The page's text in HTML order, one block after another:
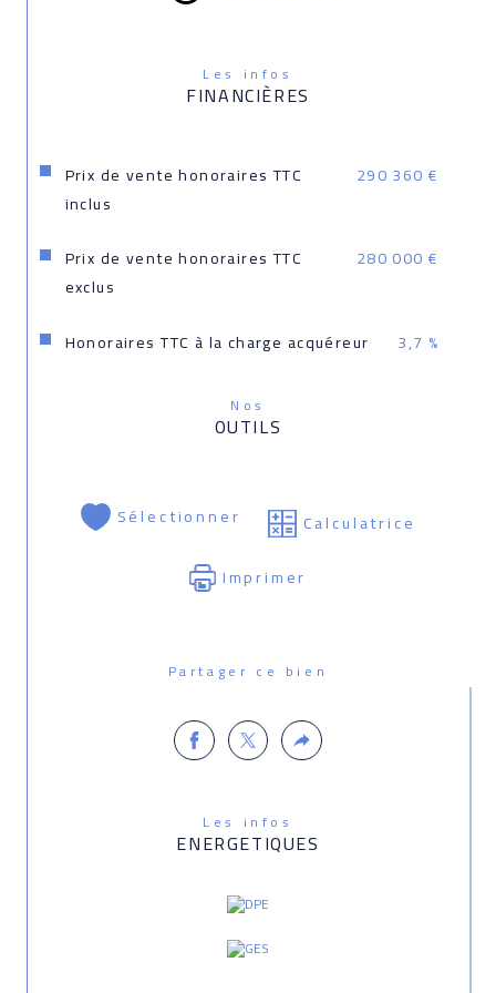
Les infos
FINANCIÈRES
Prix de vente honoraires TTC
inclus
290 360 €
Prix de vente honoraires TTC
exclus
280 000 €
Honoraires TTC à la charge acquéreur 3,7 %
Nos
OUTILS
Sélectionner
Calculatrice
Imprimer
Partager ce bien
Les infos
ENERGETIQUES